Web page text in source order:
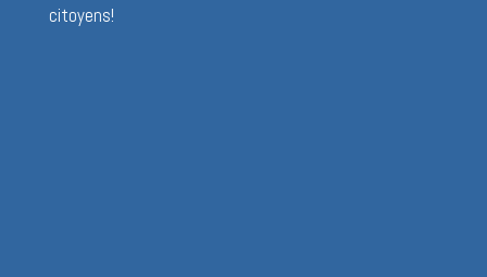
citoyens!